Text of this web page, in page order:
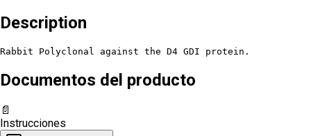
Description
Rabbit Polyclonal against the D4 GDI protein.
Documentos del producto
📄
Instrucciones